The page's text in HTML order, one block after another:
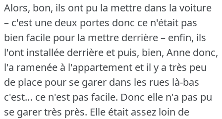
Alors, bon, ils ont pu la mettre dans la voiture
– c'est une deux portes donc ce n'était pas
bien facile pour la mettre derrière – enfin, ils
l'ont installée derrière et puis, bien, Anne donc,
l'a ramenée à l'appartement et il y a très peu
de place pour se garer dans les rues là-bas
c'est… ce n'est pas facile. Donc elle n'a pas pu
se garer très près. Elle était assez loin de